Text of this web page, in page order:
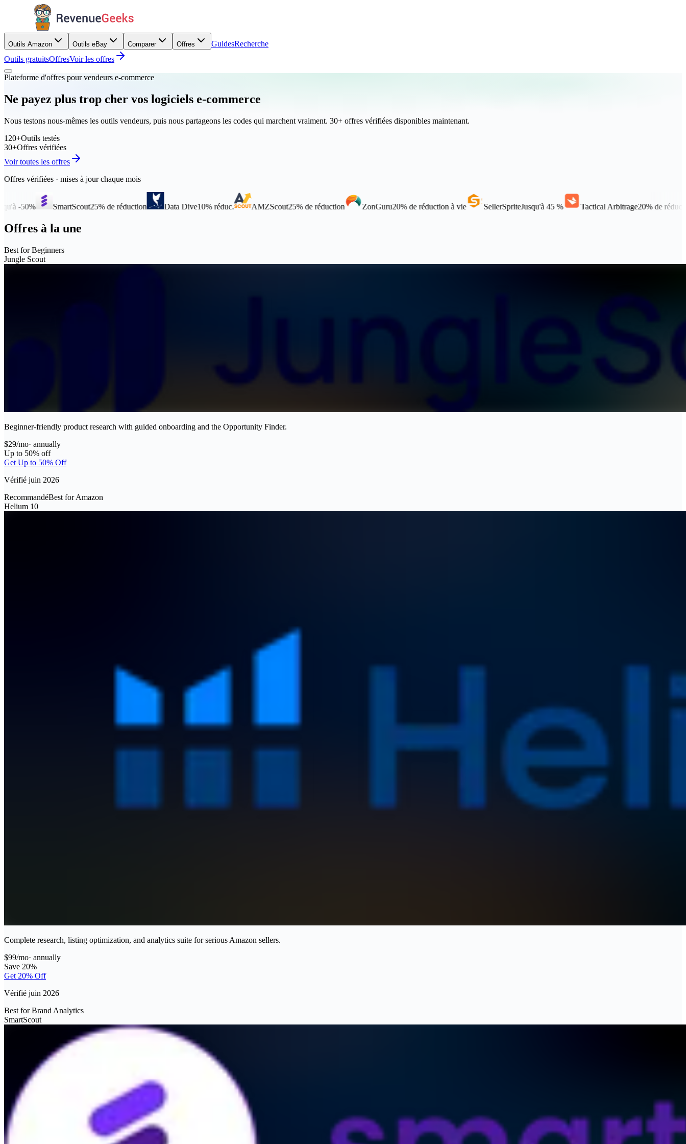
Outils Amazon Outils eBay Comparer Offres GuidesRecherche
Outils gratuitsOffresVoir les offres
Plateforme d'offres pour vendeurs e-commerce
Ne payez plus trop cher vos logiciels e-commerce
Nous testons nous-mêmes les outils vendeurs, puis nous partageons les codes qui marchent vraiment. 30+ offres vérifiées disponibles maintenant.
120+Outils testés
30+Offres vérifiées
Voir toutes les offres
Offres vérifiées · mises à jour chaque mois
SmartScout 25% de réduction Data Dive10% réduc. AMZScout25% de réduction ZonGuru 20% de réduction à vie SellerSpriteJusqu'à 45 % Tactical Arbitrage20% de réduction sur l'a…
Offres à la une
Best for Beginners
Jungle Scout
Beginner-friendly product research with guided onboarding and the Opportunity Finder.
$29/mo· annually
Up to 50% off
Get Up to 50% Off
Vérifié juin 2026
RecommandéBest for Amazon
Helium 10
Complete research, listing optimization, and analytics suite for serious Amazon sellers.
$99/mo· annually
Save 20%
Get 20% Off
Vérifié juin 2026
Best for Brand Analytics
SmartScout